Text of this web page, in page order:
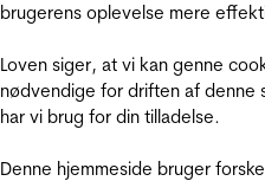
brugerens oplevelse mere
Loven siger, at vi kan genne
nødvendige for driften af denne
har vi brug for din tilladelse.
Denne hjemmeside bruger